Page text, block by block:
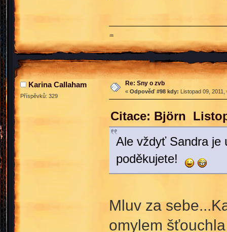
♒
Karina Callaham
Příspěvků: 329
Re: Sny o zvb
« Odpověď #98 kdy: Listopad 09,
Citace: Björn
Ale vždyť Sandra je
poděkujete!
Mluv za
omylem